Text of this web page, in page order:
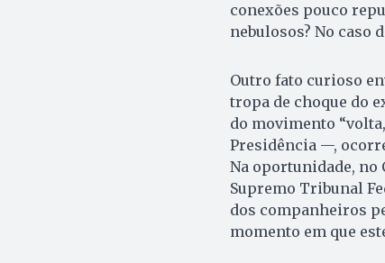
conexões pouco
nebulosos? No caso
Outro fato curioso
tropa de choque do
do movimento
Presidência —,
Na oportunidade, no
Supremo Tribunal
dos companheiros
momento em que